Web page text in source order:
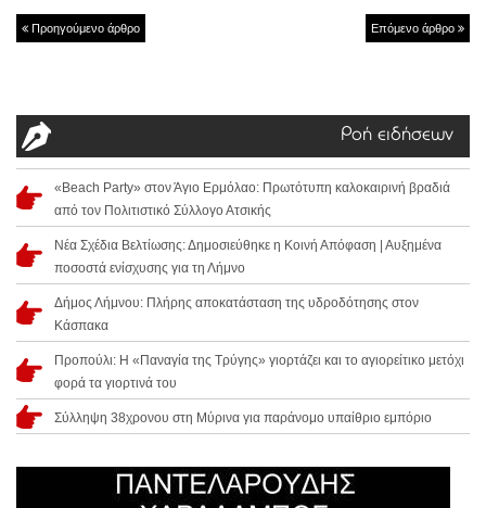
Προηγούμενο άρθρο Επόμενο άρθρο
Ροή ειδήσεων
«Beach Party» στον Άγιο Ερμόλαο: Πρωτότυπη καλοκαιρινή βραδιά
από τον Πολιτιστικό Σύλλογο Ατσικής
Νέα Σχέδια Βελτίωσης: Δημοσιεύθηκε η Κοινή Απόφαση | Αυξημένα
ποσοστά ενίσχυσης για τη Λήμνο
Δήμος Λήμνου: Πλήρης αποκατάσταση της υδροδότησης στον
Κάσπακα
Προπούλι: Η «Παναγία της Τρύγης» γιορτάζει και το αγιορείτικο μετόχι
φορά τα γιορτινά του
Σύλληψη 38χρονου στη Μύρινα για παράνομο υπαίθριο εμπόριο